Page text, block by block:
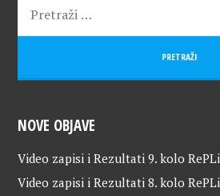
NOVE OBJAVE
Video zapisi i Rezultati 9. kolo
Video zapisi i Rezultati 8. kolo